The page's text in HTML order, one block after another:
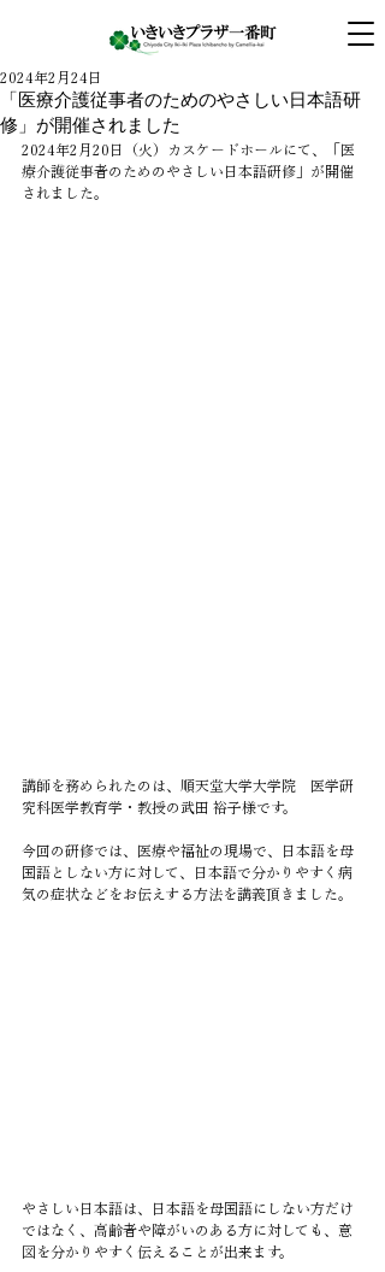
「医療介護従事者のためのやさしい日本語研
修」が開催されました
2024年2月24日
2024年2月20日（火）カスケードホールにて、「医
療介護従事者のためのやさしい日本語研修」が開催
されました。
講師を務められたのは、順天堂大学大学院　医学研
究科医学教育学・教授の武田 裕子様です。
今回の研修では、医療や福祉の現場で、日本語を母
国語としない方に対して、日本語で分かりやすく病
気の症状などをお伝えする方法を講義頂きました。
やさしい日本語は、日本語を母国語にしない方だけ
ではなく、高齢者や障がいのある方に対しても、意
図を分かりやすく伝えることが出来ます。